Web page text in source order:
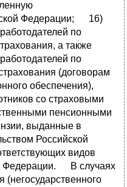
Федерации; 16)
по
а также
по
(договорам
обеспечения),
со страховыми
пенсионными
выданные в
Российской
видов
Федерации. В случаях
(негосударственного